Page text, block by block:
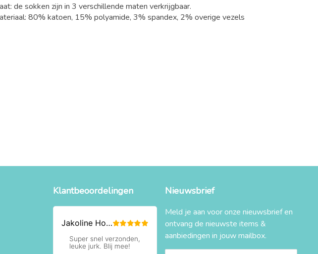
de sokken zijn in 3 verschillende maten verkrijgbaar.
80% katoen, 15% polyamide, 3% spandex, 2% overige vezels
Klantbeoordelingen Nieuwsbrief
Meld je aan voor onze nieuwsbrief en
ontvang de nieuwste items &
aanbiedingen in jouw mailbox.